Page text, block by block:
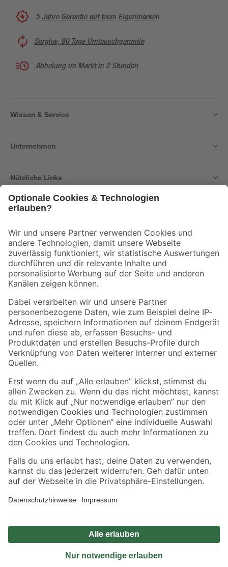
5 Jahre Garantie auf toom Eigenmarken
Sorglos, 90 Tage Umtauschgarantie
Abholung im Markt in 2 Stunden
Wissen & Service
Unternehmen
Nützliche Links
Der toom Newsletter: Keine Angebote und Aktionen mehr verpassen!
Zur Newsletter Anmeldung
Folge uns
Zahlungsarten Versandarten
Sicher einkaufen
Jetzt die toom-App herunterladen
Alle Preisangaben in EUR inkl. gesetzl. MwSt.. Die dargestellten Angebote sind unter
Umständen nicht in allen Märkten verfügbar. Die angegebenen Verfügbarkeiten beziehen
Produkte nur solange der Vorrat reicht.
*Paketversand ab 59 € versandkostenfrei, gilt nicht für Artikel mit Speditionsversand, hier
Privatsphäre Impressum
Nutzungsbedingungen
Widerrufsrecht
Vertrag widerrufen